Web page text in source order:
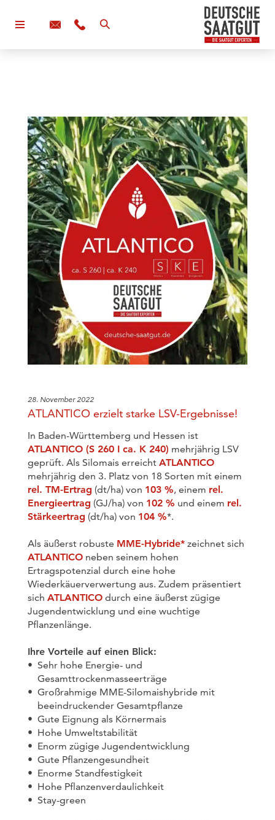
28. November 2022
ATLANTICO erzielt starke LSV-Ergebnisse!
In Baden-Württemberg und Hessen ist
ATLANTICO (S 260 I ca. K 240) mehrjährig LSV
geprüft. Als Silomais erreicht ATLANTICO
mehrjährig den 3. Platz von 18 Sorten mit einem
rel. TM-Ertrag (dt/ha) von 103 %, einem rel.
Energieertrag (GJ/ha) von 102 % und einem rel.
Stärkeertrag (dt/ha) von 104 %*.
Als äußerst robuste MME-Hybride* zeichnet sich
ATLANTICO neben seinem hohen
Ertragspotenzial durch eine hohe
Wiederkäuerverwertung aus. Zudem präsentiert
sich ATLANTICO durch eine äußerst zügige
Jugendentwicklung und eine wuchtige
Pflanzenlänge.
Ihre Vorteile auf einen Blick:
Sehr hohe Energie- und
Gesamttrockenmasseerträge
Großrahmige MME-Silomaishybride mit
beeindruckender Gesamtpflanze
Gute Eignung als Körnermais
Hohe Umweltstabilität
Enorm zügige Jugendentwicklung
Gute Pflanzengesundheit
Enorme Standfestigkeit
Hohe Pflanzenverdaulichkeit
Stay-green